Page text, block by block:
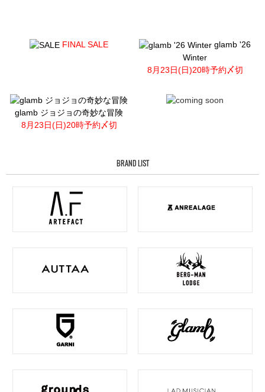
FINAL SALE
glamb '26
Winter
8月23日(日)20時予約〆切
glamb ジョジョの奇妙な冒険
8月23日(日)20時予約〆切
BRAND LIST